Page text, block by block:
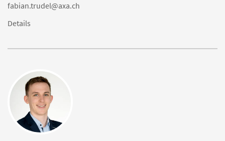
fabian.trudel@axa.ch
Details